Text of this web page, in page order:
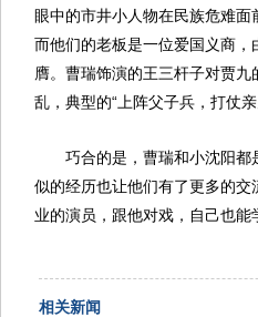
眼中的市井小人物在民族危难
而他们的老板是一位爱国义商
膺。曹瑞饰演的王三杆子对贾
乱，典型的“上阵父子兵，打仗亲
巧合的是，曹瑞和小沈阳
似的经历也让他们有了更多的
业的演员，跟他对戏，自己也能
相关新闻